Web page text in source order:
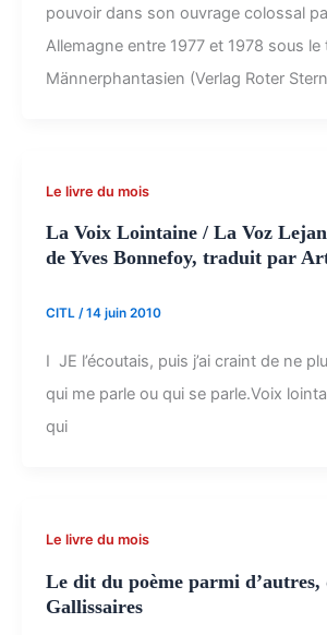
pouvoir dans son ouvrage colossal
Allemagne entre 1977 et 1978 sous le
Männerphantasien (Verlag Roter
Le livre du mois
La Voix Lointaine / La Voz
de Yves Bonnefoy, traduit par
CITL /14 juin 2010
I JE l’écoutais, puis j’ai craint de ne
qui me parle ou qui se parle.Voix
qui
Le livre du mois
Le dit du poème parmi d’autres,
Gallissaires